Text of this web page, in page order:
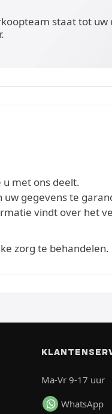
staat tot uw
met ons deelt.
gegevens te
vindt over het
zorg te behandelen.
Ma-Vr 9-17 uur
WhatsApp